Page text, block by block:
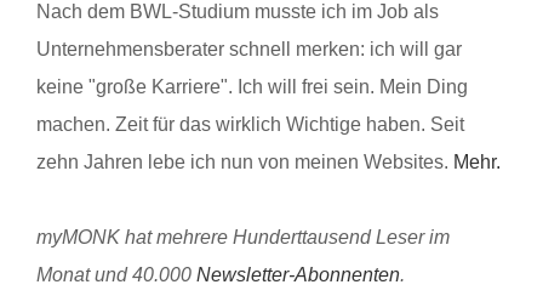
Nach dem BWL-Studium musste ich im Job als
Unternehmensberater schnell merken: ich will gar
keine "große Karriere". Ich will frei sein. Mein Ding
machen. Zeit für das wirklich Wichtige haben. Seit
zehn Jahren lebe ich nun von meinen Websites. Mehr.
myMONK hat mehrere Hunderttausend Leser im
Monat und 40.000 Newsletter-Abonnenten.